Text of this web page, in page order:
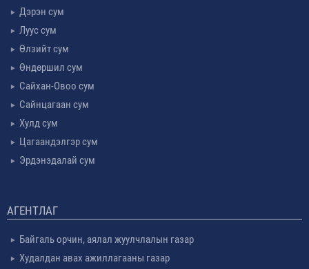
Дэрэн сум
Луус сум
Өлзийт сум
Өндөршил сум
Сайхан-Овоо сум
Сайнцагаан сум
Хулд сум
Цагаандэлгэр сум
Эрдэнэдалай сум
АГЕНТЛАГ
Байгаль орчин, аялал жуулчлалын газар
Худалдан авах ажиллагааны газар